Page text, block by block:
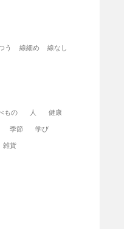
う 線細め
線なし
もの 人 健康
季節 学び
雑貨